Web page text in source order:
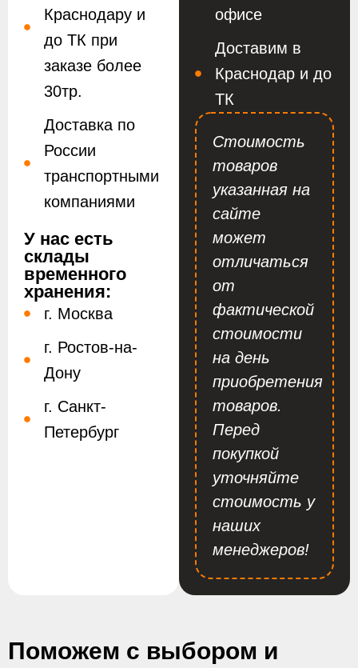
Краснодару и
до ТК при
заказе более
30тр.
Доставка по
России
транспортными
компаниями
У нас есть
склады
временного
хранения:
г. Москва
г. Ростов-на-
Дону
г. Санкт-
Петербург
офисе
Доставим в
Краснодар и до
ТК
Стоимость
товаров
указанная на
сайте
может
отличаться
от
фактической
стоимости
на день
приобретения
товаров.
Перед
покупкой
уточняйте
стоимость у
наших
менеджеров!
Поможем с выбором и